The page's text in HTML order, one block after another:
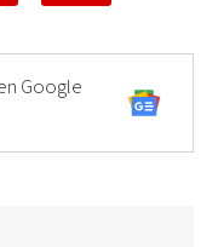
Google